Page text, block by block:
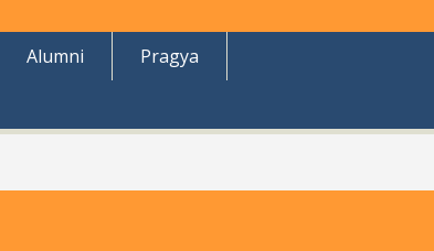
Alumni
Pragya